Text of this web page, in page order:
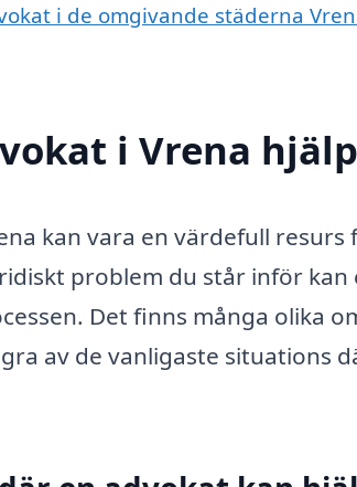
i de omgivande städerna
i Vrena
kan vara en värdefull
problem du står inför kan
Det finns många olika
av de vanligaste situations